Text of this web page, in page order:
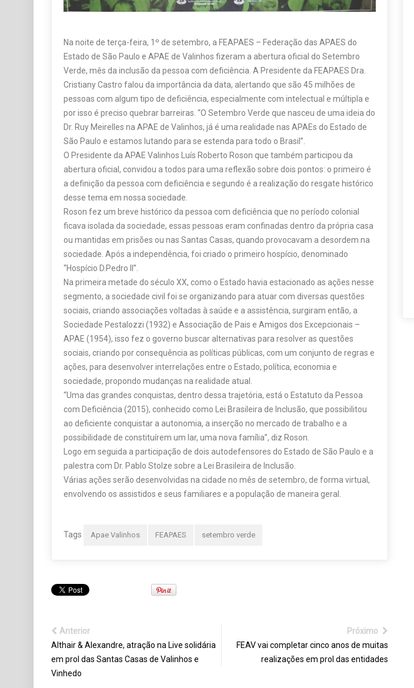
Na noite de terça-feira, 1º de setembro, a FEAPAES – Federação das APAES do
Estado de São Paulo e APAE de Valinhos fizeram a abertura oficial do Setembro
Verde, mês da inclusão da pessoa com deficiência. A Presidente da FEAPAES Dra.
Cristiany Castro falou da importância da data, alertando que são 45 milhões de
pessoas com algum tipo de deficiência, especialmente com intelectual e múltipla e
por isso é preciso quebrar barreiras. “O Setembro Verde que nasceu de uma ideia do
Dr. Ruy Meirelles na APAE de Valinhos, já é uma realidade nas APAEs do Estado de
São Paulo e estamos lutando para se estenda para todo o Brasil”.
O Presidente da APAE Valinhos Luís Roberto Roson que também participou da
abertura oficial, convidou a todos para uma reflexão sobre dois pontos: o primeiro é
a definição da pessoa com deficiência e segundo é a realização do resgate histórico
desse tema em nossa sociedade.
Roson fez um breve histórico da pessoa com deficiência que no período colonial
ficava isolada da sociedade, essas pessoas eram confinadas dentro da própria casa
ou mantidas em prisões ou nas Santas Casas, quando provocavam a desordem na
sociedade. Após a independência, foi criado o primeiro hospício, denominado
“Hospício D.Pedro II”.
Na primeira metade do século XX, como o Estado havia estacionado as ações nesse
segmento, a sociedade civil foi se organizando para atuar com diversas questões
sociais, criando associações voltadas à saúde e a assistência, surgiram então, a
Sociedade Pestalozzi (1932) e Associação de Pais e Amigos dos Excepcionais –
APAE (1954), isso fez o governo buscar alternativas para resolver as questões
sociais, criando por consequência as políticas públicas, com um conjunto de regras e
ações, para desenvolver interrelações entre o Estado, política, economia e
sociedade, propondo mudanças na realidade atual.
“Uma das grandes conquistas, dentro dessa trajetória, está o Estatuto da Pessoa
com Deficiência (2015), conhecido como Lei Brasileira de Inclusão, que possibilitou
ao deficiente conquistar a autonomia, a inserção no mercado de trabalho e a
possibilidade de constituírem um lar, uma nova família”, diz Roson.
Logo em seguida a participação de dois autodefensores do Estado de São Paulo e a
palestra com Dr. Pablo Stolze sobre a Lei Brasileira de Inclusão.
Várias ações serão desenvolvidas na cidade no mês de setembro, de forma virtual,
envolvendo os assistidos e seus familiares e a população de maneira geral.
Tags Apae Valinhos FEAPAES setembro verde
Anterior
Althair & Alexandre, atração na Live solidária
em prol das Santas Casas de Valinhos e
Vinhedo
Próximo
FEAV vai completar cinco anos de muitas
realizações em prol das entidades